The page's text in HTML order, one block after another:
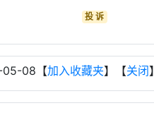
投 诉
05-08【加入收藏夹】【关闭】